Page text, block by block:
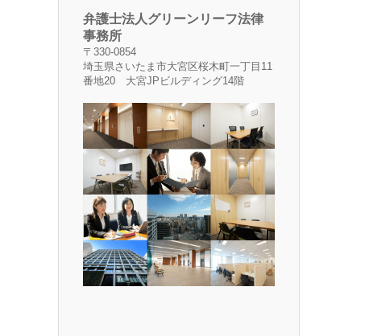
弁護士法人グリーンリーフ法律
事務所
〒330-0854
埼玉県さいたま市大宮区桜木町一丁目11
番地20 大宮JPビルディング14階